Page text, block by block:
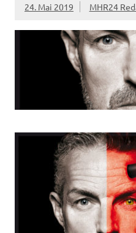
24. Mai 2019 MHR24